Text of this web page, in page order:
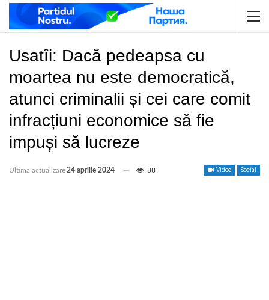
Usatîi: Dacă pedeapsa cu
moartea nu este democratică,
atunci criminalii și cei care comit
infracțiuni economice să fie
impuși să lucreze
Video Social
Ultima actualizare24 aprilie 2024 38